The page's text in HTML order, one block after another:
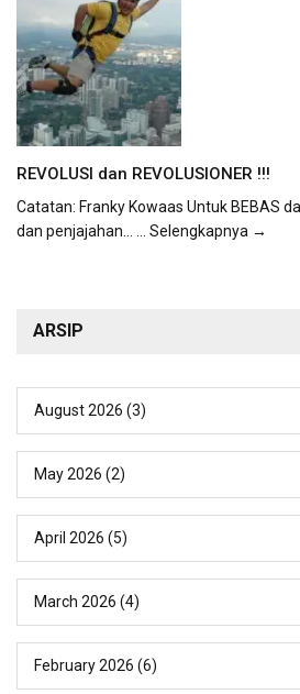
REVOLUSI dan REVOLUSIONER !!!
Catatan: Franky Kowaas Untuk BEBAS
dan penjajahan...
... Selengkapnya →
ARSIP
August 2026 (3)
May 2026 (2)
April 2026 (5)
March 2026 (4)
February 2026 (6)